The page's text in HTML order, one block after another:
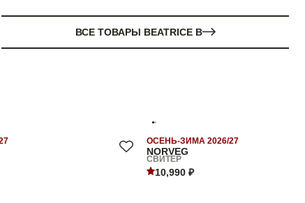
ВСЕ ТОВАРЫ BEATRICE B
NORVEG
ОСЕНЬ-ЗИМА 2026/27
СВИТЕР
10,990 ₽